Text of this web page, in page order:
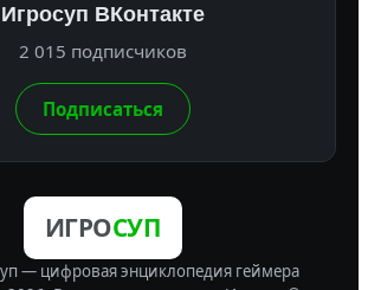
Игросуп ВКонтакте
2 015 подписчиков
Подписаться
ИГРОСУП
— цифровая энциклопедия геймера